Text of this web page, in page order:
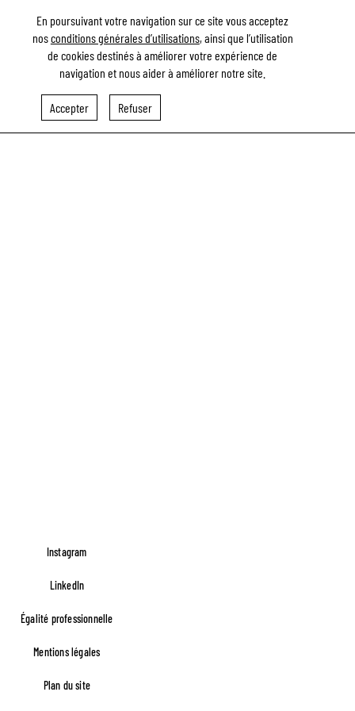
En poursuivant votre navigation sur ce site vous acceptez
nosconditions générales d’utilisations, ainsi que l’utilisation
de cookies destinés à améliorer votre expérience de
navigation et nous aider à améliorer notre site.
Accepter Refuser
(75) Paris
Footer FR Lefèvre
Instagram
LinkedIn
Égalité professionnelle
Mentions légales
Plan du site